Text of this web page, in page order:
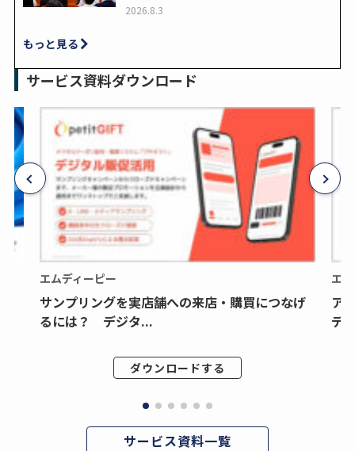
2026.8.3
もっと見る
サービス資料ダウンロード
エムディーピー
サンプリングを実店舗への来店・購買につなげ
るには？ デジタ...
ダウンロードする
エ
ア
デ
サービス資料一覧